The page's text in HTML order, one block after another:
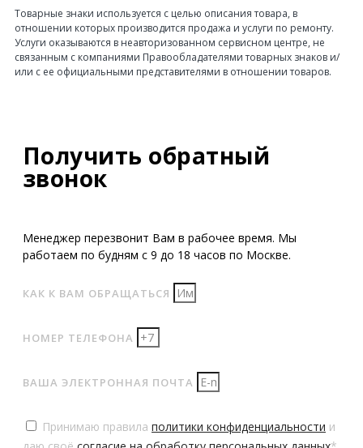
Товарные знаки используется с целью описания товара, в
отношении которых производится продажа и услуги по ремонту.
Услуги оказываются в неавторизованном сервисном центре, не
связанным с компаниями Правообладателями товарных знаков и/
или с ее официальными представителями в отношении товаров.
Получить обратный
звонок
Менеджер перезвонит Вам в рабочее время. Мы
работаем по будням с 9 до 18 часов по Москве.
КАК К ВАМ ОБРАЩАТЬСЯ
НОМЕР ТЕЛЕФОНА
ВАША ЭЛЕКТРОННАЯ ПОЧТА
Принимаю правила политики конфиденциальности и